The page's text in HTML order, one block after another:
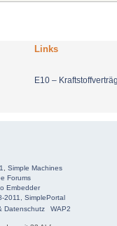
Links
E10 –
Simple Machines
Forums
Embedder
2011, SimplePortal
Datenschutz WAP2